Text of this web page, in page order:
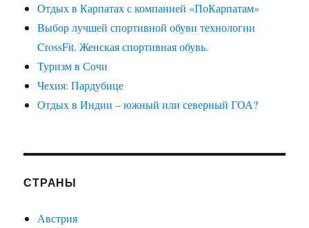
Отдых в Карпатах с компанией «ПоКарпатам»
Выбор лучшей спортивной обуви технологии
CrossFit. Женская спортивная обувь.
Туризм в Сочи
Чехия: Пардубице
Отдых в Индии – южный или северный ГОА?
СТРАНЫ
Австрия